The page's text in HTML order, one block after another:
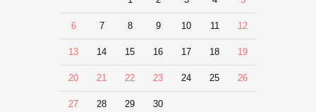
6 7 8 9 10 11 12
13 14 15 16 17 18 19
20 21 22 23 24 25 26
27 28 29 30